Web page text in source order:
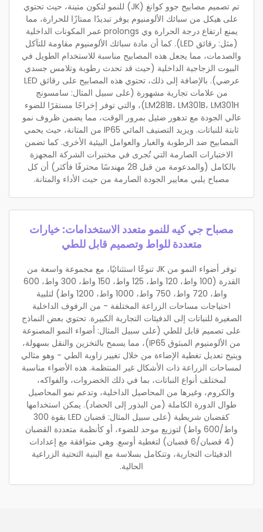
تم تصميم مصابيح جوو كوانغ (JK) للنمو لتكون متينة، حيث تحتوي
على هيكل من سبائك الألومنيوم يوفر تبديدًا ممتازًا للحرارة، مما
يمنع ارتفاع درجة الحرارة وي prolongs عمر المكونات الداخلية
(مثل: رقائق LED). كما أن مادة سبائك الألومنيوم مقاومة للتآكل
والصدمات، مما يجعل هذه المصابيح مناسبة للاستخدام الطويل في
البيوت الزجاجية الداخلية (حيث قد تحدث رطوبة وتلامس جسدي
عرضي). بالإضافة إلى ذلك، تحتوي هذه المصابيح على رقائق LED
من علامات تجارية مشهورة (على سبيل المثال: سامسونج
LM281B، LM301B، LM301H)، والتي توفر إخراجًا مستقرًا للضوء
عالي الجودة مع تدهور ضئيل بمرور الوقت، مما يضمن ظروف نمو
ثابتة للنباتات. ويزيد التصنيف المائي IP65 من المتانة، حيث يحمي
المصابيح ضد الرطوبة والغبار والعوامل البيئية الأخرى. كما تضمن
الاختبارات الصارمة التي تُجرى في مختبرات الشركة المجهزة
بالكامل (والمدعومة من قبل 28 مهندسًا محترفًا فأكثر) أن كل
مصباح يلبي معايير الجودة الصارمة من حيث الأداء والمتانة.
مصباح جي كيه للنمو متعدد الاستخدامات: خيارات
متعددة للواط وتصميم قابل للطي
توفر أضواء النمو من JK تنوعًا استثنائيًا، مع مجموعة واسعة من
القدرة (100 واط، 120 واط، 125 واط، 150 واط، 300 واط، 600
واط، 720 واط، 750 واط، 1000 واط، 1200 واط) لتلبية
احتياجات مساحات الزراعة المختلفة - من الرفوف الداخلية
الصغيرة للنباتات إلى الدفيئات التجارية الكبيرة. تحتوي بعض النماذج
على تصميم قابل للطي (على سبيل المثال: أضواء النمو المصنوعة
من الألومنيوم المبثوق IP65)، مما يسمح بالتخزين والنقل بسهولة،
ويتيح تعديل تغطية الإضاءة من خلال تغيير زاوية الطي - وهو مثالي
لمساحات الزراعة ذات الأشكال غير المنتظمة. هذه الأضواء مناسبة
لمختلف أنواع النباتات، بما في ذلك الخضروات، والفواكه،
والكروم، وغيرها من المحاصيل الداخلية، وتدعم نمو المحاصيل
طوال الدورة الكاملة (من البذور إلى الحصاد). يمكن استخدامها
كقضبان شريطية (على سبيل المثال: قضبان LED بقوة 300
واط/600 واط) لتوزيع موحد للضوء، أو كأنظمة متعددة القضبان
(4 قضبان/6 قضبان) لتغطية أوسع. وهي متوافقة مع إعدادات
الدفيئات التجارية، وتتكامل بسلاسة مع البنية التحتية الزراعية
الحالية.